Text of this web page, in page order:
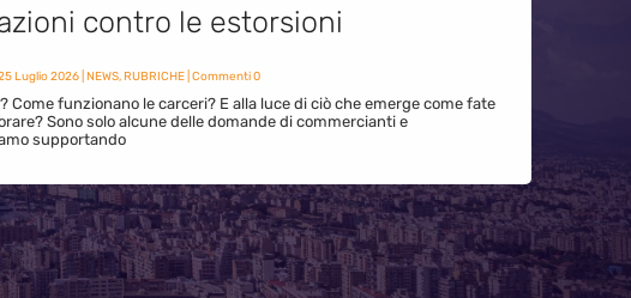
contro le estorsioni
Luglio 2026| NEWS,RUBRICHE| Commenti 0
Come funzionano le carceri? E alla luce di ciò che emerge come fate
Sono solo alcune delle domande di commercianti e
supportando